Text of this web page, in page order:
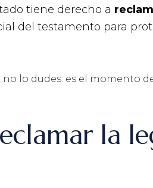
tiene derecho a
del testamento para
lo dudes: es el momento
la